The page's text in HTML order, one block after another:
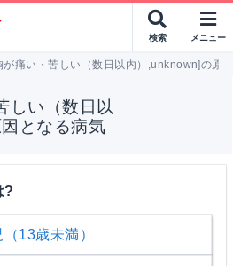
検索 メニュー
が痛い・苦しい（数日以内）,unknown]の原
しい（数日以
となる病気
?
13歳未満）